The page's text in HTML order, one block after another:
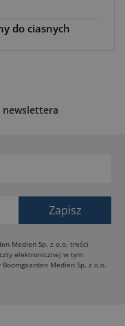
do ciasnych
BOMAG BW
na ciasnych
i mniej emisji
newslettera
Medien Sp. z o.o. treści
Medien Sp. z o.o.